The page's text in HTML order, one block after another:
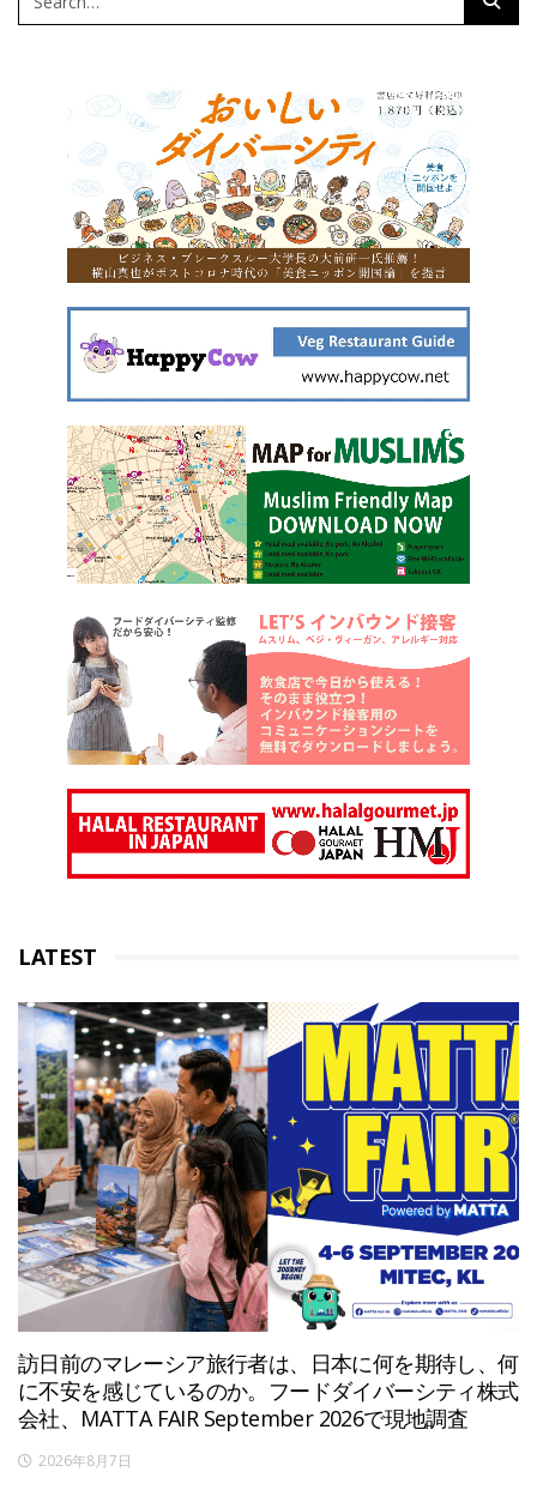
LATEST
訪日前のマレーシア旅行者は、日本に何を期待し、何
に不安を感じているのか。フードダイバーシティ株式
会社、MATTA FAIR September 2026で現地調査
2026年8月7日